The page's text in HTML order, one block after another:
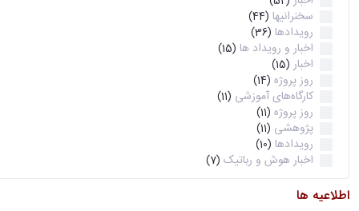
سخنرانیها (44)
رویدادها (36)
اخبار و رویداد ها (15)
اخبار (15)
روز پروژه (14)
کارگاه‌های آموزشی (11)
روز پروژه (11)
پژوهشی (11)
رویدادها (10)
اخبار هوش و رباتیک (7)
اطلاعیه ها